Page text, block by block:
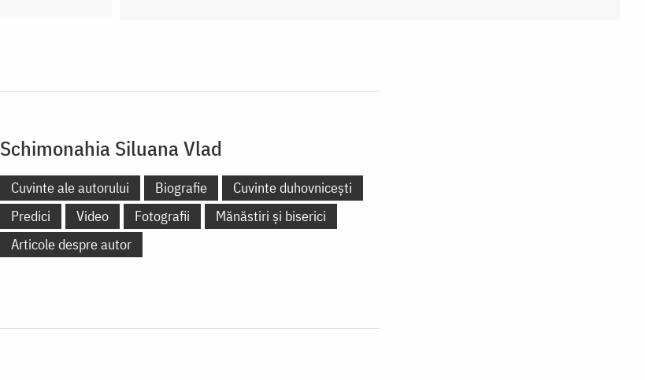
Schimonahia Siluana Vlad
Cuvinte ale autorului Biografie
Cuvinte duhovnicești
Predici
Video Fotografii
Mănăstiri și biserici
Articole despre autor